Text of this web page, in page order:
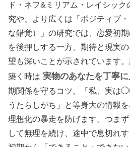
ド・ネフ&ミリアム・レイシッ
究や、より広くは「ポジティブ
な錯覚）」の研究では、恋愛初
を後押しする一方、期待と現実
望も深いことが示されています
築く時は 実物のあなたを丁寧
期関係を守るコツ。「私、実は
うたらしがち」と等身大の情報
理想化の暴走を防げます。つま
して無理を続け、途中で息切れ